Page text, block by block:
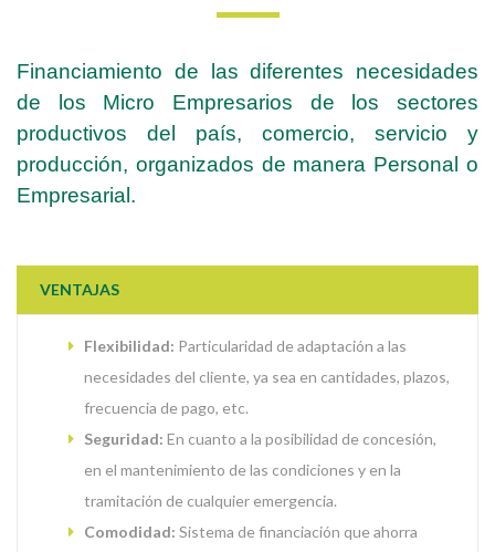
Financiamiento de las diferentes necesidades
de los Micro Empresarios de los sectores
productivos del país, comercio, servicio y
producción, organizados de manera Personal o
Empresarial.
VENTAJAS
Flexibilidad: Particularidad de adaptación a las
necesidades del cliente, ya sea en cantidades, plazos,
frecuencia de pago, etc.
Seguridad: En cuanto a la posibilidad de concesión,
en el mantenimiento de las condiciones y en la
tramitación de cualquier emergencia.
Comodidad: Sistema de financiación que ahorra